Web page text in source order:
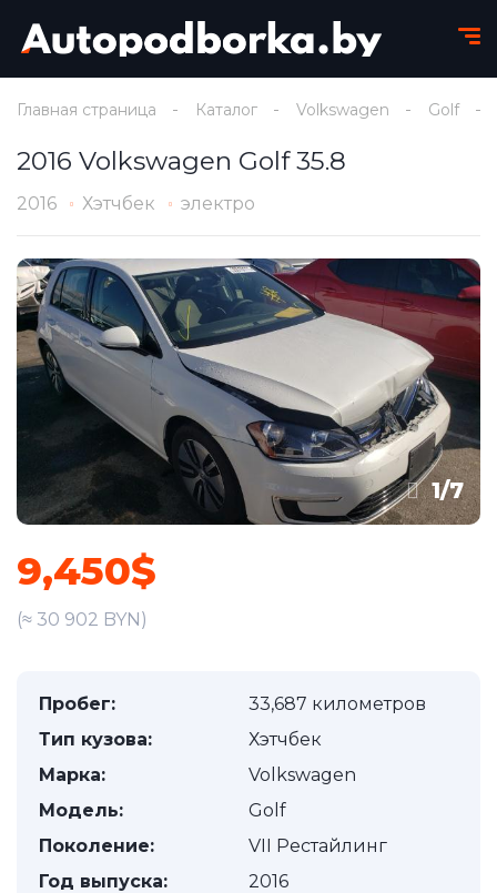
Главная страница Каталог Volkswagen Golf
2016 Volkswagen Golf 35.8
2016 Хэтчбек электро
1/7
9,450$
(≈ 30 902 BYN)
Пробег:
33,687 километров
Тип кузова:
Хэтчбек
Марка:
Volkswagen
Модель:
Golf
Поколение:
VII Рестайлинг
Год выпуска:
2016